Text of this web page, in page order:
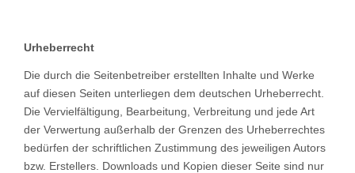
Urheberrecht
Die durch die Seitenbetreiber erstellten Inhalte und Werke
auf diesen Seiten unterliegen dem deutschen Urheberrecht.
Die Vervielfältigung, Bearbeitung, Verbreitung und jede Art
der Verwertung außerhalb der Grenzen des Urheberrechtes
bedürfen der schriftlichen Zustimmung des jeweiligen Autors
bzw. Erstellers. Downloads und Kopien dieser Seite sind nur